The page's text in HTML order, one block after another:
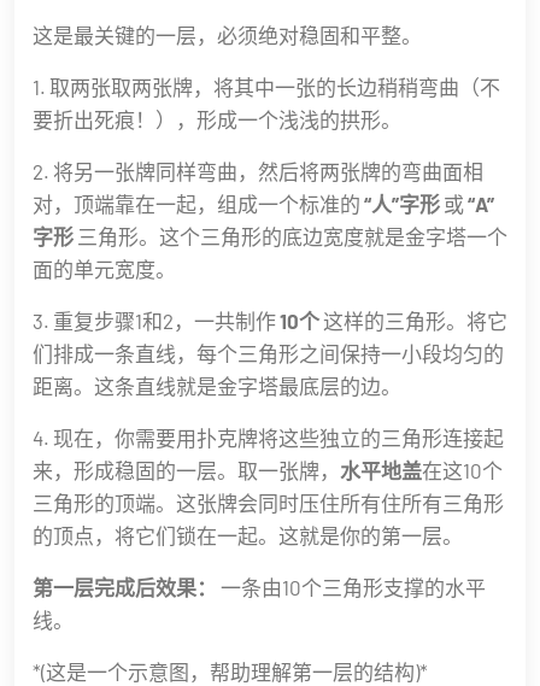
这是最关键的一层，必须绝对稳固和平整。
1. 取两张取两张牌，将其中一张的长边稍稍弯曲（不
要折出死痕！），形成一个浅浅的拱形。
2. 将另一张牌同样弯曲，然后将两张牌的弯曲面相
对，顶端靠在一起，组成一个标准的 “人”字形 或“A”
字形 三角形。这个三角形的底边宽度就是金字塔一个
面的单元宽度。
3. 重复步骤1和2，一共制作10个 这样的三角形。将它
们排成一条直线，每个三角形之间保持一小段均匀的
距离。这条直线就是金字塔最底层的边。
4. 现在，你需要用扑克牌将这些独立的三角形连接起
来，形成稳固的一层。取一张牌， 水平地盖在这10个
三角形的顶端。这张牌会同时压住所有住所有三角形
的顶点，将它们锁在一起。这就是你的第一层。
第一层完成后效果：
一条由10个三角形支撑的水平
线。
*(这是一个示意图，帮助理解第一层的结构)*